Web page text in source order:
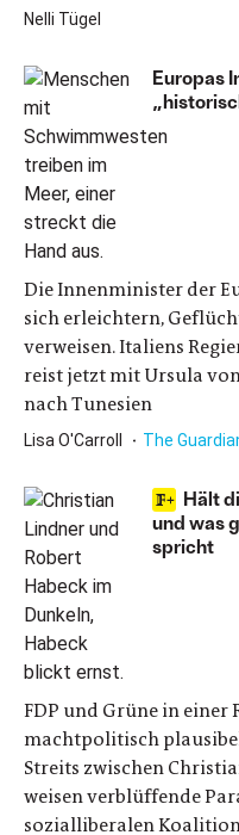
Nelli Tügel
Europas
Die Innenminister der
sich erleichtern,
verweisen. Italiens
reist jetzt mit Ursula
nach Tunesien
Lisa O'Carroll The
Hält
und was
spricht
FDP und Grüne in einer
machtpolitisch
Streits zwischen
weisen verblüffende
sozialliberalen